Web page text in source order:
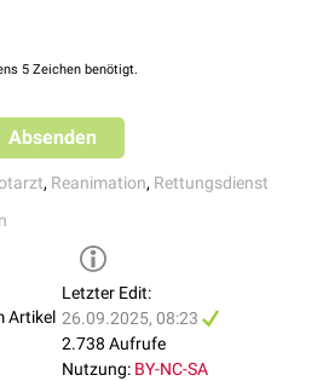
mit der Wiederbelebung beginnen,
Reanimation: Durch gezielte
Erste-Hilfe
kennen und anwenden können.
5 Zeichen benötigt.
Absenden
, Reanimation, Rettungsdienst
Artikel
Letzter Edit:
26.09.2025, 08:23
2.738 Aufrufe
Nutzung: BY-NC-SA